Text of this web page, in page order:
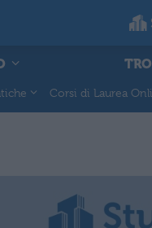
Corsi di Laurea